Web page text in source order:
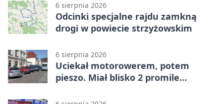
6 sierpnia 2026
Odcinki specjalne rajdu zamkną
drogi w powiecie strzyżowskim
6 sierpnia 2026
Uciekał motorowerem, potem
pieszo. Miał blisko 2 promile